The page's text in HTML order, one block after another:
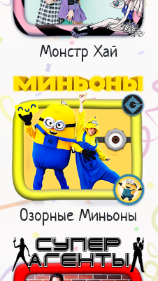
Монстр Хай
Озорные Миньоны